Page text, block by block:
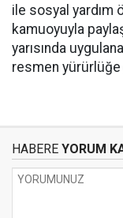
ile sosyal yardım
kamuoyuyla
yarısında
resmen
HABERE YORUM